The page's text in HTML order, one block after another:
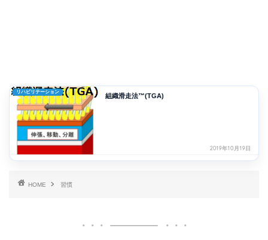
リハビリテーション
組織滑走法™(TGA)
2019年10月19日
HOME 習慣